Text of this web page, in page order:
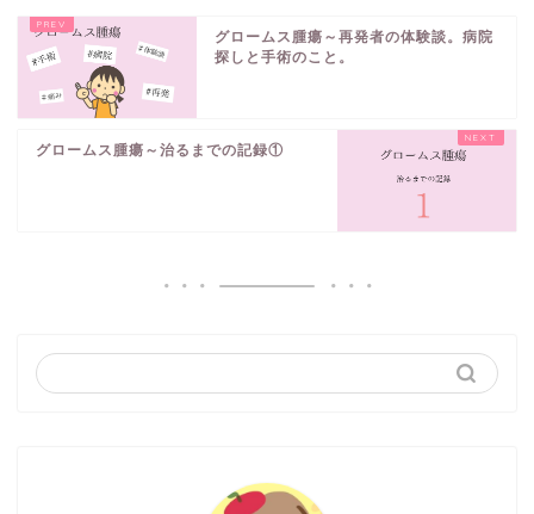
グロームス腫瘍～再発者の体験談。病院
探しと手術のこと。
グロームス腫瘍～治るまでの記録①